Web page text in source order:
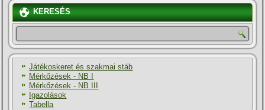
KERESÉS
Játékoskeret és szakmai stáb
Mérkőzések - NB I
Mérkőzések - NB III
Igazolások
Tabella